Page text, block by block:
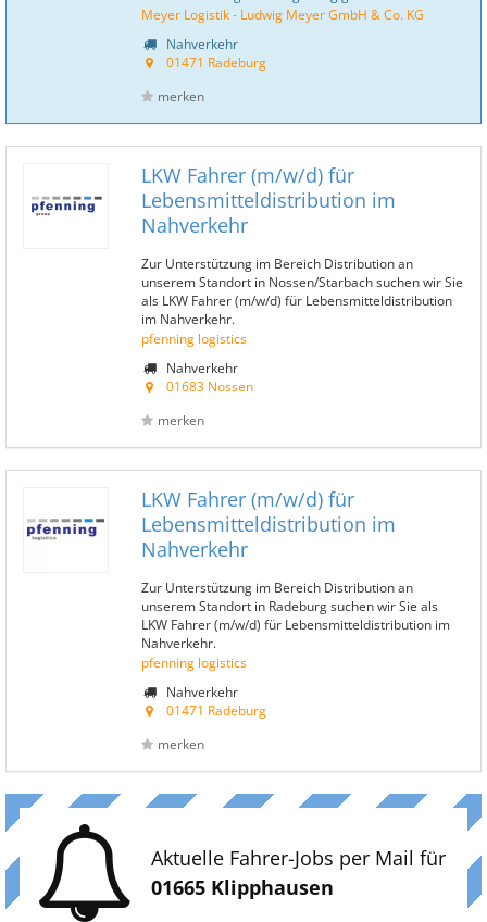
Meyer Logistik - Ludwig Meyer GmbH & Co. KG
Nahverkehr
01471 Radeburg
merken
LKW Fahrer (m/w/d) für
Lebensmitteldistribution im
Nahverkehr
Zur Unterstützung im Bereich Distribution an
unserem Standort in Nossen/Starbach suchen wir Sie
als LKW Fahrer (m/w/d) für Lebensmitteldistribution
im Nahverkehr.
pfenning logistics
Nahverkehr
01683 Nossen
merken
LKW Fahrer (m/w/d) für
Lebensmitteldistribution im
Nahverkehr
Zur Unterstützung im Bereich Distribution an
unserem Standort in Radeburg suchen wir Sie als
LKW Fahrer (m/w/d) für Lebensmitteldistribution im
Nahverkehr.
pfenning logistics
Nahverkehr
01471 Radeburg
merken
Aktuelle Fahrer-Jobs per Mail für
01665 Klipphausen